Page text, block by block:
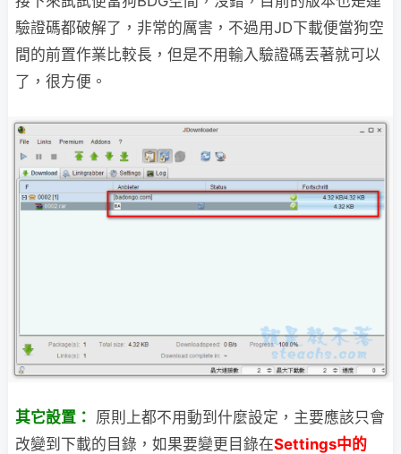
驗證碼都破解了，非常的厲害，不過用JD下載便當狗空
間的前置作業比較長，但是不用輸入驗證碼丟著就可以
了，很方便。
其它設置： 原則上都不用動到什麼設定，主要應該只會
改變到下載的目錄，如果要變更目錄在Settings中的